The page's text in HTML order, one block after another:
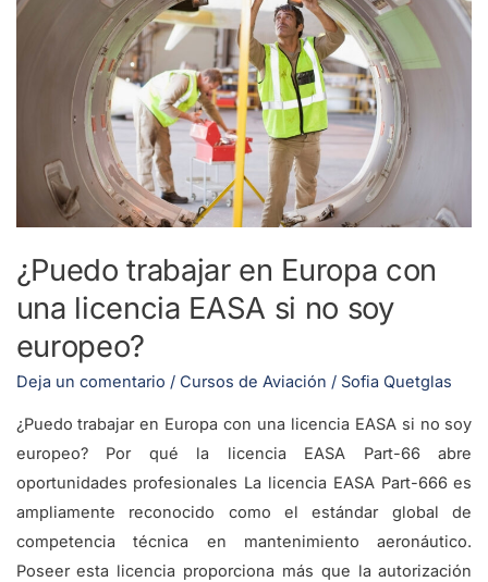
¿Puedo trabajar en Europa con
una licencia EASA si no soy
europeo?
Deja un comentario / Cursos de Aviación / Sofia Quetglas
¿Puedo trabajar en Europa con una licencia EASA si no soy
europeo? Por qué la licencia EASA Part-66 abre
oportunidades profesionales La licencia EASA Part-666 es
ampliamente reconocido como el estándar global de
competencia técnica en mantenimiento aeronáutico.
Poseer esta licencia proporciona más que la autorización
soy
europeo?